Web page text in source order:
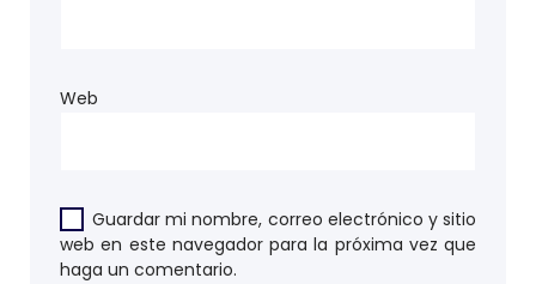
Web
Guardar mi nombre, correo electrónico y sitio
web en este navegador para la próxima vez que
haga un comentario.